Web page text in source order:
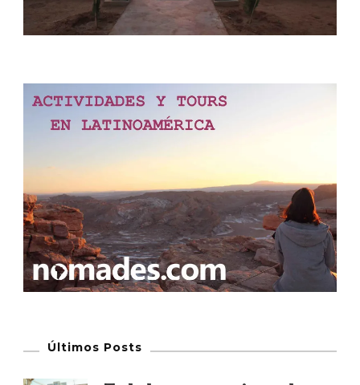
Últimos Posts